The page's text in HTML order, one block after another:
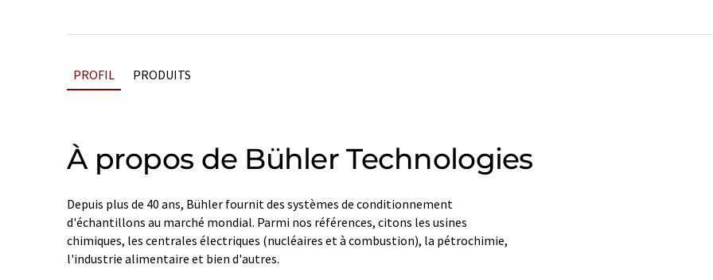
PROFIL PRODUITS
À propos de Bühler Technologies
Depuis plus de 40 ans, Bühler fournit des systèmes de conditionnement
d'échantillons au marché mondial. Parmi nos références, citons les usines
chimiques, les centrales électriques (nucléaires et à combustion), la pétrochimie,
l'industrie alimentaire et bien d'autres.